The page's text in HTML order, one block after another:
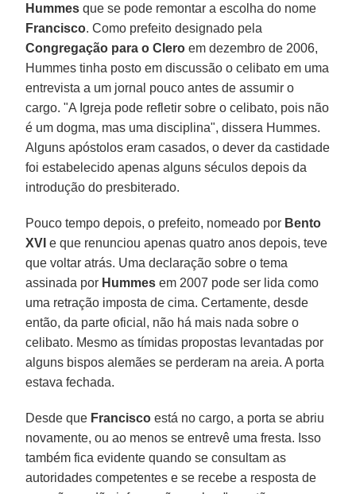
Hummes que se pode remontar a escolha do nome
Francisco. Como prefeito designado pela
Congregação para o Clero em dezembro de 2006,
Hummes tinha posto em discussão o celibato em uma
entrevista a um jornal pouco antes de assumir o
cargo. "A Igreja pode refletir sobre o celibato, pois não
é um dogma, mas uma disciplina", dissera Hummes.
Alguns apóstolos eram casados, o dever da castidade
foi estabelecido apenas alguns séculos depois da
introdução do presbiterado.
Pouco tempo depois, o prefeito, nomeado por Bento
XVI e que renunciou apenas quatro anos depois, teve
que voltar atrás. Uma declaração sobre o tema
assinada por Hummes em 2007 pode ser lida como
uma retração imposta de cima. Certamente, desde
então, da parte oficial, não há mais nada sobre o
celibato. Mesmo as tímidas propostas levantadas por
alguns bispos alemães se perderam na areia. A porta
estava fechada.
Desde que Francisco está no cargo, a porta se abriu
novamente, ou ao menos se entrevê uma fresta. Isso
também fica evidente quando se consultam as
autoridades competentes e se recebe a resposta de